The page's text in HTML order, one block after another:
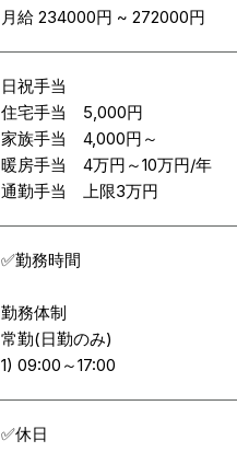
月給 234000円 ~ 272000円
日祝手当
住宅手当 5,000円
家族手当 4,000円～
暖房手当 4万円～10万円/年
通勤手当 上限3万円
✅勤務時間
勤務体制
常勤(日勤のみ)
✅休日